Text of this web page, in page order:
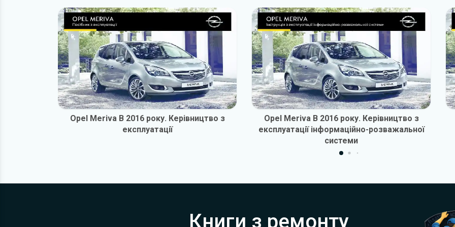
Opel Meriva B 2016 року. Керівництво з
експлуатації
Opel Meriva B 2016 року. Керівництво з
експлуатації інформаційно-розважальної
системи
Книги з ремонту